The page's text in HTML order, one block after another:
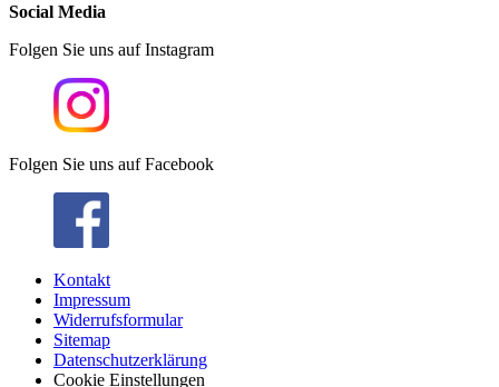
Social Media
Folgen Sie uns auf Instagram
Folgen Sie uns auf Facebook
Kontakt
Impressum
Widerrufsformular
Sitemap
Datenschutzerklärung
Cookie Einstellungen